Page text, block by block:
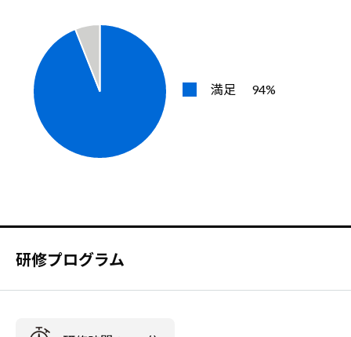
満足 94%
研修プログラム